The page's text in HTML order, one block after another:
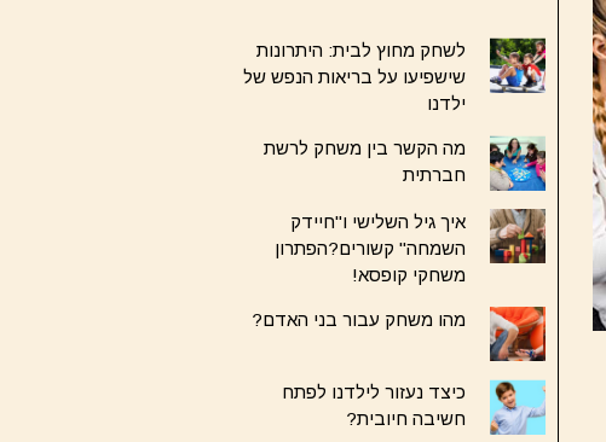
לשחק מחוץ לבית: היתרונות
שישפיעו על בריאות הנפש של
ילדנו
מה הקשר בין משחק לרשת
חברתית
איך גיל השלישי ו"חיידק
השמחה" קשורים?הפתרון
משחקי קופסא!
מהו משחק עבור בני האדם?
כיצד נעזור לילדנו לפתח
חשיבה חיובית?